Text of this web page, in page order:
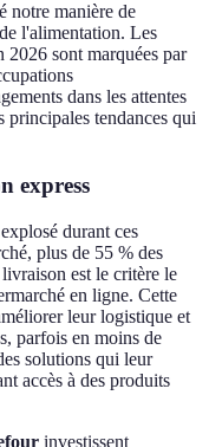
notre manière de
l'alimentation. Les
2026 sont marquées par
dans les attentes
principales tendances qui
express
durant ces
plus de 55 % des
est le critère le
en ligne. Cette
leur logistique et
parfois en moins de
solutions qui leur
accès à des produits
investissent